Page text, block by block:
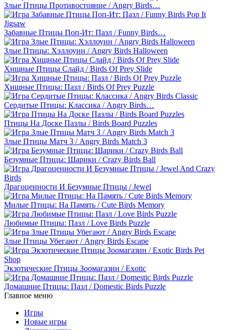
Злые Птицы Противостояние / Angry Birds…
Забавные Птицы Поп-Ит: Пазл / Funny Birds…
Злые Птицы: Хэллоуин / Angry Birds Halloween
Хищные Птицы Слайд / Birds Of Prey Slide
Хищные Птицы: Пазл / Birds Of Prey Puzzle
Сердитые Птицы: Классика / Angry Birds…
Птицы На Доске Пазлы / Birds Board Puzzles
Злые Птицы Матч 3 / Angry Birds Match 3
Безумные Птицы: Шарики / Crazy Birds Ball
Драгоценности И Безумные Птицы / Jewel
Милые Птицы: На Память / Cute Birds Memory
Любимые Птицы: Пазл / Love Birds Puzzle
Злые Птицы Убегают / Angry Birds Escape
Экзотические Птицы Зоомагазин / Exotic
Домашние Птицы: Пазл / Domestic Birds Puzzle
Главное меню
Игры
Новые игры